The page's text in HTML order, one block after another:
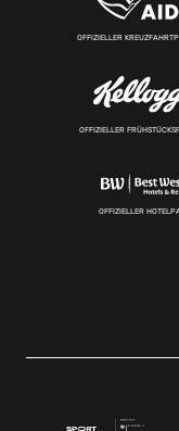
OFFIZIELLER
OFFIZIELLER
OFFIZIELLER